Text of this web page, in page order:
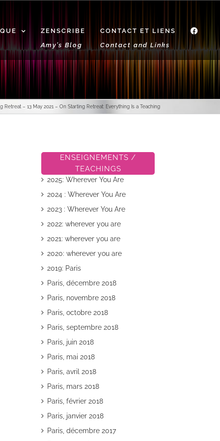
ZENSCRIBE
Amy’s Blog
CONTACT ET LIENS
Contact and Links
Retreat – 13 May 2021 – On Starting Retreat: Everything Is a Teaching
ENSEIGNEMENTS /
TEACHINGS
2025: Wherever You Are
2024 : Wherever You Are
2023 : Wherever You Are
2022: wherever you are
2021: wherever you are
2020: wherever you are
2019: Paris
Paris, décembre 2018
Paris, novembre 2018
Paris, octobre 2018
Paris, septembre 2018
Paris, juin 2018
Paris, mai 2018
Paris, avril 2018
Paris, mars 2018
Paris, février 2018
Paris, janvier 2018
Paris, décembre 2017